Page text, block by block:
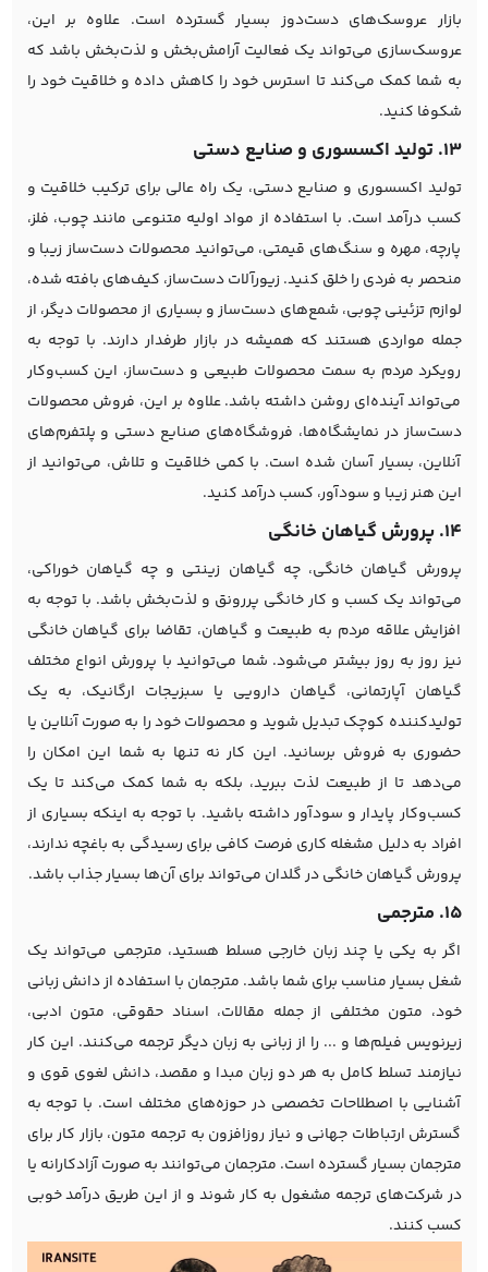
بازار عروسک‌های دست‌دوز بسیار گسترده است. علاوه بر این،
عروسک‌سازی می‌تواند یک فعالیت آرامش‌بخش و لذت‌بخش باشد که
به شما کمک می‌کند تا استرس خود را کاهش داده و خلاقیت خود را
شکوفا کنید.
13. تولید اکسسوری و صنایع دستی
تولید اکسسوری و صنایع دستی، یک راه عالی برای ترکیب خلاقیت و
کسب درآمد است. با استفاده از مواد اولیه متنوعی مانند چوب، فلز،
پارچه، مهره و سنگ‌های قیمتی، می‌توانید محصولات دست‌ساز زیبا و
منحصر به فردی را خلق کنید. زیورآلات دست‌ساز، کیف‌های بافته شده،
لوازم تزئینی چوبی، شمع‌های دست‌ساز و بسیاری از محصولات دیگر، از
جمله مواردی هستند که همیشه در بازار طرفدار دارند. با توجه به
رویکرد مردم به سمت محصولات طبیعی و دست‌ساز، این کسب‌وکار
می‌تواند آینده‌ای روشن داشته باشد. علاوه بر این، فروش محصولات
دست‌ساز در نمایشگاه‌ها، فروشگاه‌های صنایع دستی و پلتفرم‌های
آنلاین، بسیار آسان شده است. با کمی خلاقیت و تلاش، می‌توانید از
این هنر زیبا و سودآور، کسب درآمد کنید.
14. پرورش گیاهان خانگی
پرورش گیاهان خانگی، چه گیاهان زینتی و چه گیاهان خوراکی،
می‌تواند یک کسب و کار خانگی پررونق و لذت‌بخش باشد. با توجه به
افزایش علاقه مردم به طبیعت و گیاهان، تقاضا برای گیاهان خانگی
نیز روز به روز بیشتر می‌شود. شما می‌توانید با پرورش انواع مختلف
گیاهان آپارتمانی، گیاهان دارویی یا سبزیجات ارگانیک، به یک
تولیدکننده کوچک تبدیل شوید و محصولات خود را به صورت آنلاین یا
حضوری به فروش برسانید. این کار نه تنها به شما این امکان را
می‌دهد تا از طبیعت لذت ببرید، بلکه به شما کمک می‌کند تا یک
کسب‌وکار پایدار و سودآور داشته باشید. با توجه به اینکه بسیاری از
افراد به دلیل مشغله کاری فرصت کافی برای رسیدگی به باغچه ندارند،
پرورش گیاهان خانگی در گلدان می‌تواند برای آن‌ها بسیار جذاب باشد.
15. مترجمی
اگر به یکی یا چند زبان خارجی مسلط هستید، مترجمی می‌تواند یک
شغل بسیار مناسب برای شما باشد. مترجمان با استفاده از دانش زبانی
خود، متون مختلفی از جمله مقالات، اسناد حقوقی، متون ادبی،
زیرنویس فیلم‌ها و ... را از زبانی به زبان دیگر ترجمه می‌کنند. این کار
نیازمند تسلط کامل به هر دو زبان مبدا و مقصد، دانش لغوی قوی و
آشنایی با اصطلاحات تخصصی در حوزه‌های مختلف است. با توجه به
گسترش ارتباطات جهانی و نیاز روزافزون به ترجمه متون، بازار کار برای
مترجمان بسیار گسترده است. مترجمان می‌توانند به صورت آزادکارانه یا
در شرکت‌های ترجمه مشغول به کار شوند و از این طریق درآمد خوبی
کسب کنند.